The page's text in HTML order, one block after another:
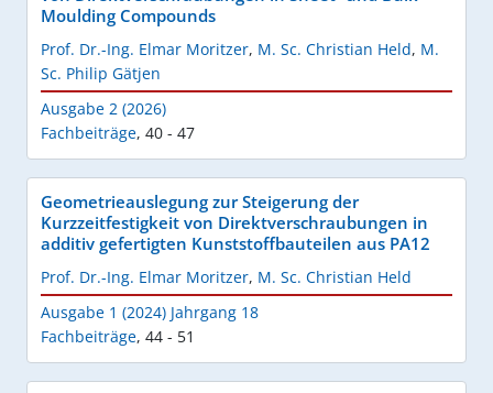
Moulding Compounds
Prof. Dr.-Ing. Elmar Moritzer, M. Sc. Christian Held, M.
Sc. Philip Gätjen
Ausgabe 2 (2026)
Fachbeiträge, 40 - 47
Geometrieauslegung zur Steigerung der
Kurzzeitfestigkeit von Direktverschraubungen in
additiv gefertigten Kunststoffbauteilen aus PA12
Prof. Dr.-Ing. Elmar Moritzer, M. Sc. Christian Held
Ausgabe 1 (2024) Jahrgang 18
Fachbeiträge, 44 - 51